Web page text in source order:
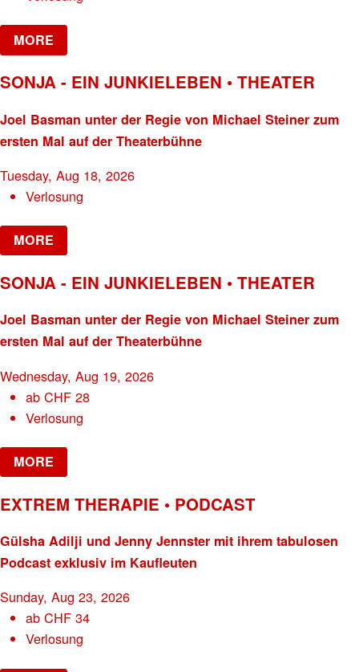
MORE
SONJA - EIN JUNKIELEBEN • THEATER
Joel Basman unter der Regie von Michael Steiner zum
ersten Mal auf der Theaterbühne
Tuesday, Aug 18, 2026
Verlosung
MORE
SONJA - EIN JUNKIELEBEN • THEATER
Joel Basman unter der Regie von Michael Steiner zum
ersten Mal auf der Theaterbühne
Wednesday, Aug 19, 2026
abCHF 28
Verlosung
MORE
EXTREM THERAPIE • PODCAST
Gülsha Adilji und Jenny Jennster mit ihrem tabulosen
Podcast exklusiv im Kaufleuten
Sunday, Aug 23, 2026
abCHF 34
Verlosung